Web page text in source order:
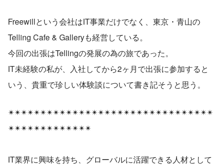
Freewillという会社はIT事業だけでなく、東京・青山の
Telling Cafe & Galleryも経営している。
今回の出張はTellingの発展の為の旅であった。
IT未経験の私が、入社してから2ヶ月で出張に参加すると
いう、貴重で珍しい体験談について書き記そうと思う。
✴︎✴︎✴︎✴︎✴︎✴︎✴︎✴︎✴︎✴︎✴︎✴︎✴︎✴︎✴︎✴︎✴︎✴︎✴︎✴︎✴︎✴︎✴︎✴︎✴︎✴︎✴︎✴︎✴︎✴︎✴︎✴︎
✴︎✴︎✴︎✴︎✴︎✴︎✴︎✴︎✴︎✴︎✴︎✴︎✴︎
IT業界に興味を持ち、グローバルに活躍できる人材として